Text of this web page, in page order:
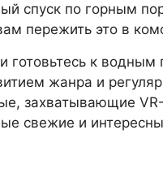
спуск по горным
пережить это в
готовьтесь к
жанра и
захватывающие
свежие и